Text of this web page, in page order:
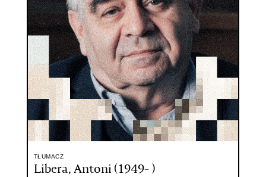
TŁUMACZ
Libera, Antoni (1949- )